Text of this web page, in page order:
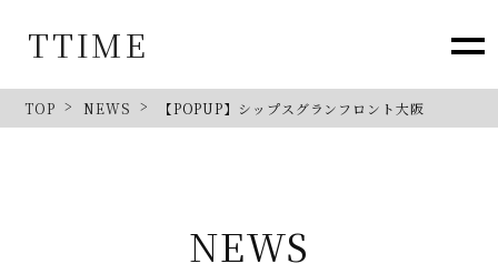
TTIME
TOP NEWS 【POPUP】シップスグランフロント大阪
NEWS